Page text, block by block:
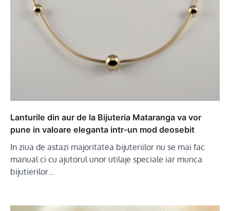
Lanturile din aur de la Bijuteria Mataranga va vor
pune in valoare eleganta intr-un mod deosebit
In ziua de astazi majoritatea bijuteriilor nu se mai fac
manual ci cu ajutorul unor utilaje speciale iar munca
bijutierilor…